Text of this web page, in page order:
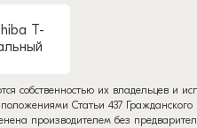
T-
собственностью их владельцев и
Статьи 437
производителем без